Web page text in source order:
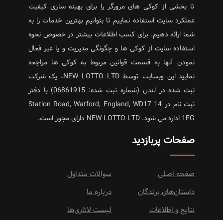
تا بخشی از کوکی های مرورگر را برای بهینه سازی کیفیت
عملکرد سایت استفاده نماییم تا بتوانیم بهترین خدمات را به
شما ارائه دهیم. برای کسب اطلاعات بیشتر در خصوص نحوه
استفاده سایت از کوکی ها و چگونگی مدیریت و یا غیر فعال
نمودن آنها به قسمت قوانین مربوط به کوکی ها مراجعه
نمایید این وبسایت توسط NEW LOTTO LTD، یک شرکت
ثبت شده در لندن (شماره ثبت شده: 06861915) با دفتر
ثبت نام در 14 Station Road, Watford, England, WD17
1EG اداره می شود. NEW LOTTO LTD دارای مجوز است.
صفحات پربازدید
سوالات متداول
صفحه اصلی
درباره ما
داستان‌های برندگان
لیست لاتاری‌ها
نتایج و اطلاعات